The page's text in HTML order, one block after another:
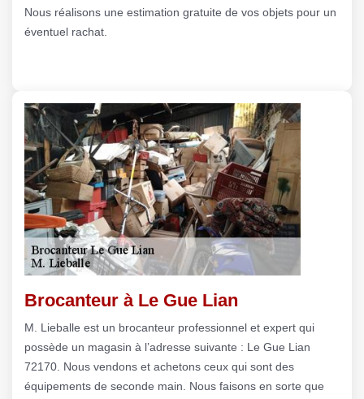
Nous réalisons une estimation gratuite de vos objets pour un
éventuel rachat.
Brocanteur à Le Gue Lian
M. Lieballe est un brocanteur professionnel et expert qui
possède un magasin à l’adresse suivante : Le Gue Lian
72170. Nous vendons et achetons ceux qui sont des
équipements de seconde main. Nous faisons en sorte que